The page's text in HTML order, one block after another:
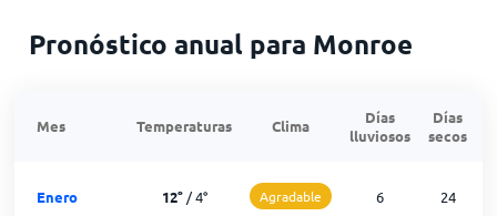
Pronóstico anual para Monroe
Mes Temperaturas Clima
Días
lluviosos
Días
secos
Enero 12°/4° Agradable 6 24